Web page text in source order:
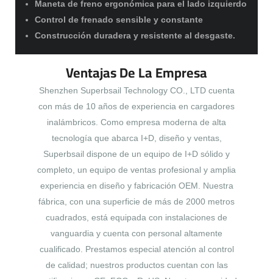
Maneta de freno ergonómica para el lado izquierdo
Control de frenado sensible y constante
Construcción duradera y resistente al desgaste.
Ventajas De La Empresa
Shenzhen Superbsail Technology CO., LTD cuenta
con más de 10 años de experiencia en cargadores
inalámbricos. Como empresa moderna de alta
tecnología que abarca I+D, diseño y ventas,
Superbsail dispone de un equipo de I+D sólido y
completo, un equipo de ventas profesional y amplia
experiencia en diseño y fabricación OEM. Nuestra
fábrica, con una superficie de más de 2000 metros
cuadrados, está equipada con instalaciones de
vanguardia y cuenta con personal altamente
cualificado. Prestamos especial atención al control
de calidad; nuestros productos cuentan con las